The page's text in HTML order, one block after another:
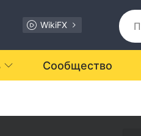
WikiFX
Сообщество